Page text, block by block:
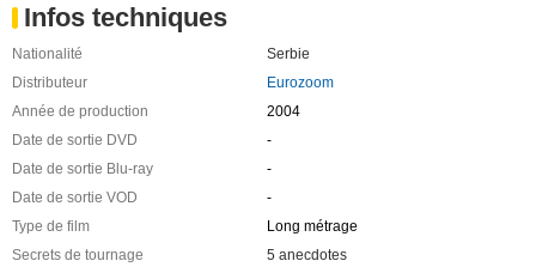
Infos techniques
Nationalité
Serbie
Distributeur
Eurozoom
Année de production
2004
Date de sortie DVD
-
Date de sortie Blu-ray
-
Date de sortie VOD
-
Type de film
Long métrage
Secrets de tournage
5 anecdotes